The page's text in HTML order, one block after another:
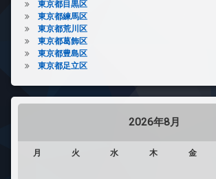
東京都目黒区
東京都練馬区
東京都荒川区
東京都葛飾区
東京都豊島区
東京都足立区
2026年8月
月 火 水 木 金